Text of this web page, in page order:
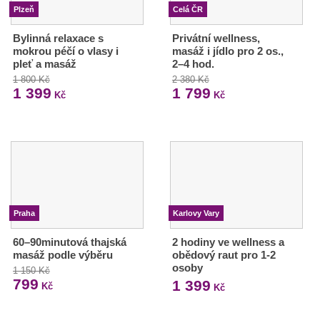
Plzeň
Bylinná relaxace s
mokrou péčí o vlasy i
pleť a masáž
1 800 Kč
1 399 Kč
Celá ČR
Privátní wellness,
masáž i jídlo pro 2 os.,
2–4 hod.
2 380 Kč
1 799 Kč
Praha
60–90minutová thajská
masáž podle výběru
1 150 Kč
799 Kč
Karlovy Vary
2 hodiny ve wellness a
obědový raut pro 1-2
osoby
1 399 Kč